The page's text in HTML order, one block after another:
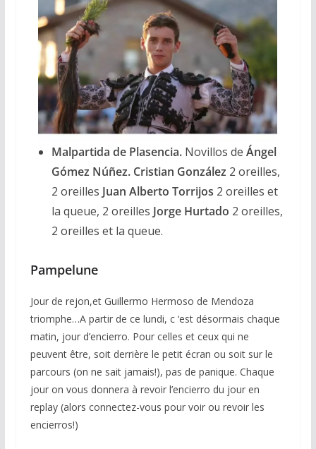
Malpartida de Plasencia.Novillos de Ángel
Gómez Núñez. Cristian González 2 oreilles,
2 oreilles Juan Alberto Torrijos 2 oreilles et
la queue, 2 oreilles Jorge Hurtado 2 oreilles,
2 oreilles et la queue.
Pampelune
Jour de rejon,et Guillermo Hermoso de Mendoza
triomphe…A partir de ce lundi, c ‘est désormais chaque
matin, jour d’encierro. Pour celles et ceux qui ne
peuvent être, soit derrière le petit écran ou soit sur le
parcours (on ne sait jamais!), pas de panique. Chaque
jour on vous donnera à revoir l’encierro du jour en
replay (alors connectez-vous pour voir ou revoir les
encierros!)